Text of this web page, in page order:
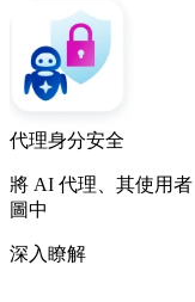
代理身分安全
將 AI 代理、其使用
圖中
深入瞭解